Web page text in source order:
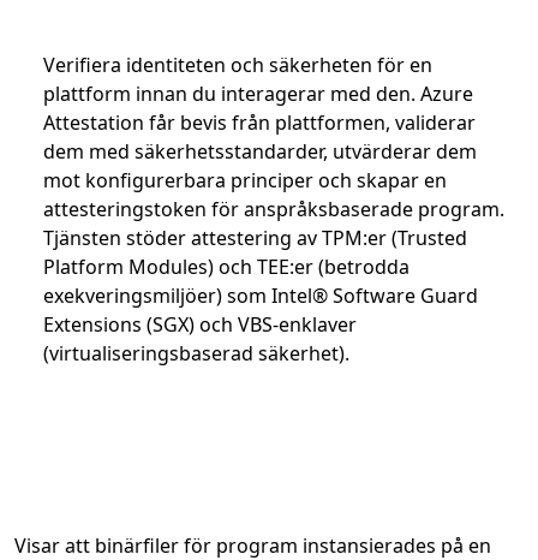
Verifiera identiteten och säkerheten för en
plattform innan du interagerar med den. Azure
Attestation får bevis från plattformen, validerar
dem med säkerhetsstandarder, utvärderar dem
mot konfigurerbara principer och skapar en
attesteringstoken för anspråksbaserade program.
Tjänsten stöder attestering av TPM:er (Trusted
Platform Modules) och TEE:er (betrodda
exekveringsmiljöer) som Intel® Software Guard
Extensions (SGX) och VBS-enklaver
(virtualiseringsbaserad säkerhet).
Visar att binärfiler för program instansierades på en